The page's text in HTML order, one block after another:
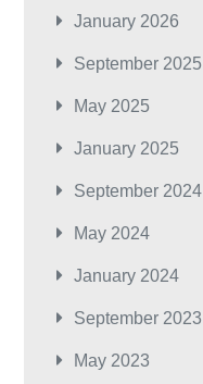
January 2026
September 2025
May 2025
January 2025
September 2024
May 2024
January 2024
September 2023
May 2023